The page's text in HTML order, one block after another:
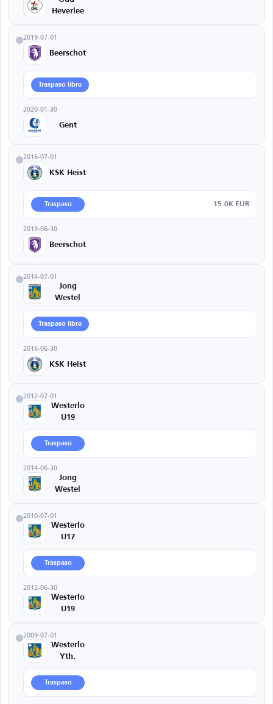
Heverlee
2019-07-01
Beerschot
Traspaso libre
2020-01-30
Gent
2016-07-01
KSK Heist
Traspaso 15.0K EUR
2019-06-30
Beerschot
2014-07-01
Jong
Westel
Traspaso libre
2016-06-30
KSK Heist
2012-07-01
Westerlo
U19
Traspaso
2014-06-30
Jong
Westel
2010-07-01
Westerlo
U17
Traspaso
2012-06-30
Westerlo
U19
2009-07-01
Westerlo
Yth.
Traspaso